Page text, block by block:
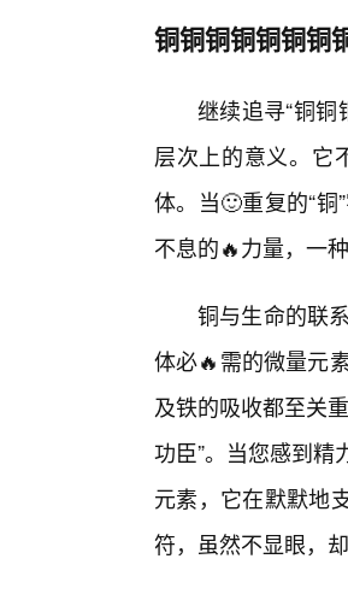
铜铜铜铜铜铜铜
继续追寻“铜
层次上的意义。它
体。当🙂重复的“
不息的🔥力量，一
铜与生命的联
体必🔥需的微量元
及铁的吸收都至关
功臣”。当您感到
元素，它在默默地
符，虽然不显眼，